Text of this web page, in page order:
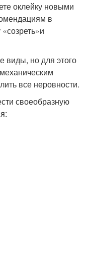
оклейку новыми
в
виды, но для этого
все неровности.
своеобразную